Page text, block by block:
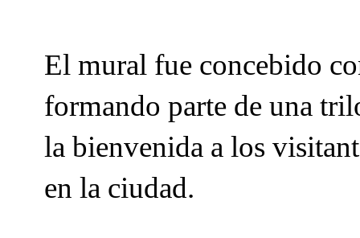
El mural fue concebido
formando parte de una
la bienvenida a los
en la ciudad.